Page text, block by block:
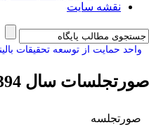
نقشه سایت
واحد حمایت از توسعه تحقیقات
صورتجلسات سال 1394 :
صورتجلسه